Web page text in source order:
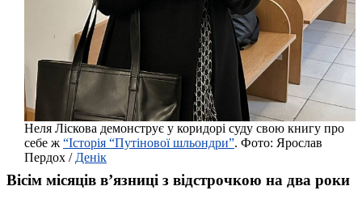
Неля Ліскова демонструє у коридорі суду свою книгу про
себе ж “Історія “Путінової шльондри”. Фото: Ярослав
Пердох / Денік
Вісім місяців в’язниці з відстрочкою на два роки